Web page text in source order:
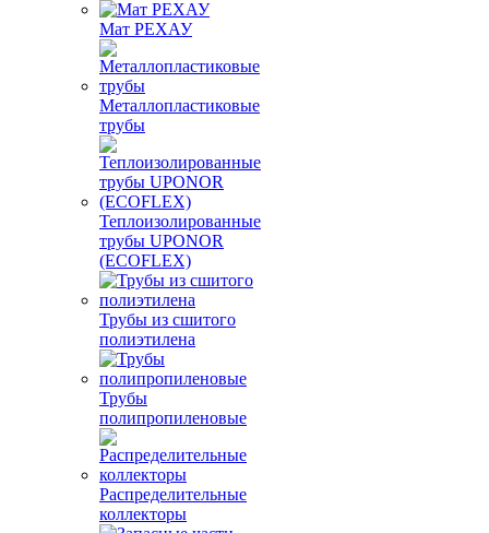
Мат РЕХАУ
Металлопластиковые
трубы
Теплоизолированные
трубы UPONOR
(ECOFLEX)
Трубы из сшитого
полиэтилена
Трубы
полипропиленовые
Распределительные
коллекторы